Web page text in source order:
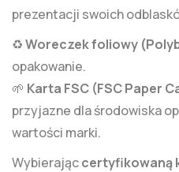
prezentacji swoich
♻️Woreczek foliowy
opakowanie.
🌱 Karta FSC (FSC Paper
przyjazne dla środowiska
wartości marki.
Wybierająccertyfikowaną